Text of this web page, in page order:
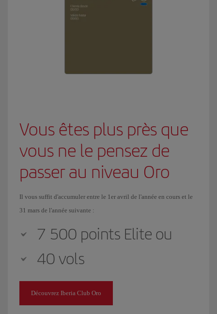
Vous êtes plus près que
vous ne le pensez de
passer au niveau Oro
Il vous suffit d'accumuler entre le 1er avril de l'année en cours et le
31 mars de l'année suivante :
7 500 points Elite ou
40 vols
Découvrez Iberia Club Oro